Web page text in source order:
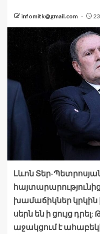
infomitk@gmail.com
Լևոն Տեր-
խամաճիկներ
սերն են ի ցույց
աջակցում է